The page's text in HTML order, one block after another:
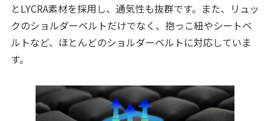
とLYCRA素材を採用し、通気性も抜群です。また、リュッ
クのショルダーベルトだけでなく、抱っこ紐やシートベ
ルトなど、ほとんどのショルダーベルトに対応していま
す。